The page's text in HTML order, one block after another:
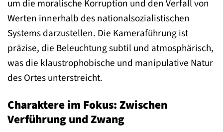
um die moralische Korruption und den Verfall von
Werten innerhalb des nationalsozialistischen
Systems darzustellen. Die Kameraführung ist
präzise, die Beleuchtung subtil und atmosphärisch,
was die klaustrophobische und manipulative Natur
des Ortes unterstreicht.
Charaktere im Fokus: Zwischen
Verführung und Zwang